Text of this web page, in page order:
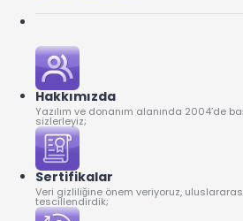
Hakkımızda
Yazılım ve donanım alanında 2004’de
sizlerleyiz;
Sertifikalar
Veri gizliliğine önem veriyoruz,
tescillendirdik;